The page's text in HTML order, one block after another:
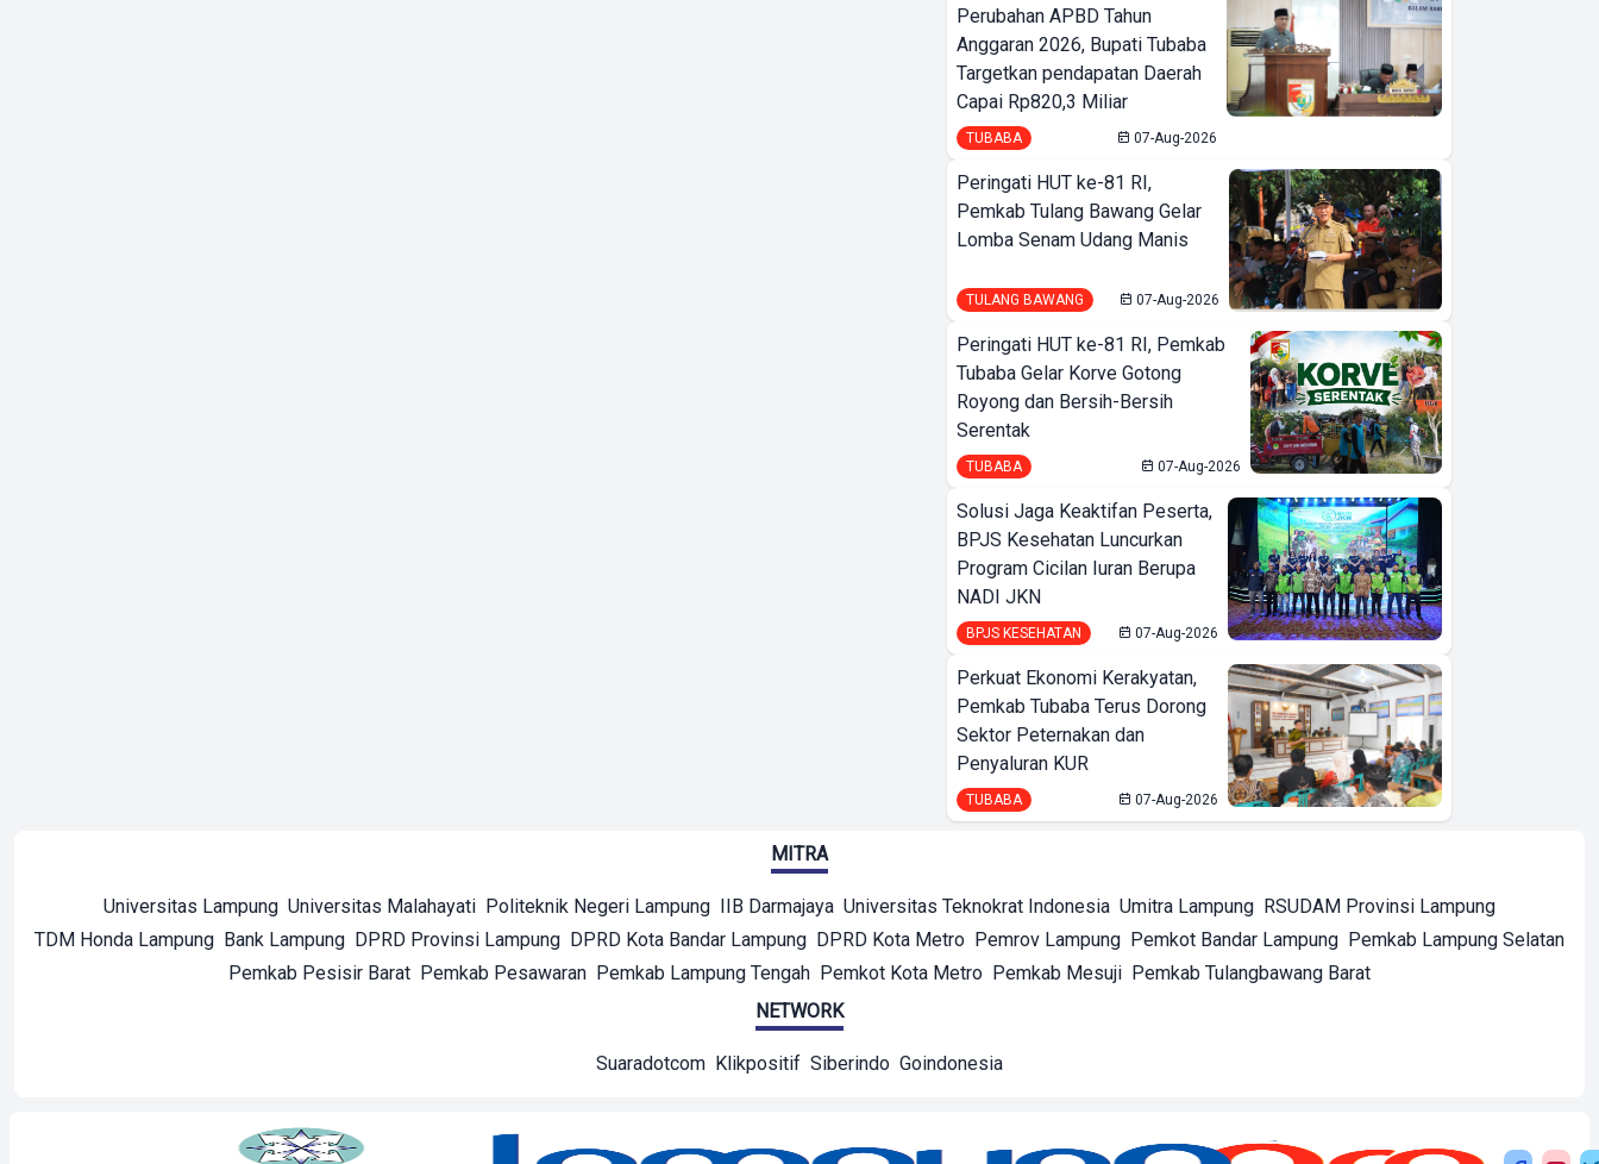
Perubahan APBD Tahun
Anggaran 2026, Bupati Tubaba
Targetkan pendapatan Daerah
Capai Rp820,3 Miliar
TUBABA 07-Aug-2026
Peringati HUT ke-81 RI,
Pemkab Tulang Bawang Gelar
Lomba Senam Udang Manis
TULANG BAWANG 07-Aug-2026
Peringati HUT ke-81 RI, Pemkab
Tubaba Gelar Korve Gotong
Royong dan Bersih-Bersih
Serentak
TUBABA 07-Aug-2026
Solusi Jaga Keaktifan Peserta,
BPJS Kesehatan Luncurkan
Program Cicilan Iuran Berupa
NADI JKN
BPJS KESEHATAN 07-Aug-2026
Perkuat Ekonomi Kerakyatan,
Pemkab Tubaba Terus Dorong
Sektor Peternakan dan
Penyaluran KUR
TUBABA 07-Aug-2026
MITRA
Universitas Lampung Universitas Malahayati Politeknik Negeri Lampung IIB Darmajaya Universitas Teknokrat Indonesia Umitra Lampung RSUDAM Provinsi Lampung
TDM Honda Lampung Bank Lampung DPRD Provinsi Lampung DPRD Kota Bandar Lampung DPRD Kota Metro Pemrov Lampung Pemkot Bandar Lampung Pemkab Lampung Selatan
Pemkab Pesisir Barat Pemkab Pesawaran Pemkab Lampung Tengah Pemkot Kota Metro Pemkab Mesuji Pemkab Tulangbawang Barat
NETWORK
Suaradotcom Klikpositif Siberindo Goindonesia